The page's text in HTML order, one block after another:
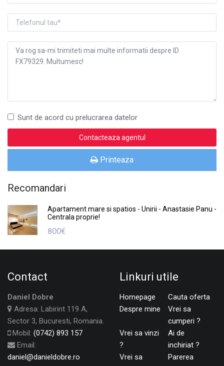
Sunt de acord cu prelucrarea datelor
Printeaza
Recomandari
Apartament mare si spatios - Unirii - Anastasie Panu -
Centrala proprie!
800€
Contact
Daniel Dobre
Adresa: Labirint 119 A,
Sector 3, Bucuresti, Romania.
Mobil: (0742) 893 157
Email:
daniel@danieldobre.ro
Linkuri utile
Homepage
Cauta oferta
Despre mine
Vrei sa
cumperi ?
Vrei sa vinzi
?
Ai de
inchiriat ?
Vrei sa
Parerea